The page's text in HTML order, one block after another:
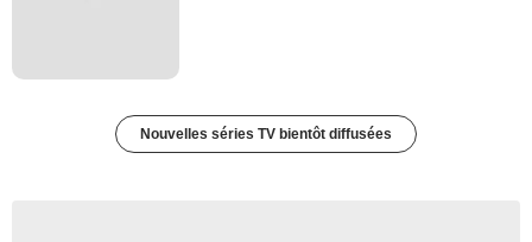
Nouvelles séries TV bientôt diffusées